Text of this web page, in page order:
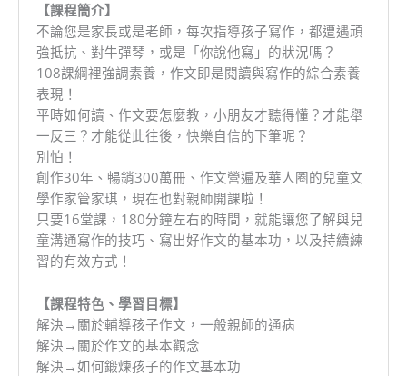
【課程簡介】
不論您是家長或是老師，每次指導孩子寫作，都遭遇頑
強抵抗、對牛彈琴，或是「你說他寫」的狀況嗎？
108課綱裡強調素養，作文即是閱讀與寫作的綜合素養
表現！
平時如何讀、作文要怎麼教，小朋友才聽得懂？才能舉
一反三？才能從此往後，快樂自信的下筆呢？
別怕！
創作30年、暢銷300萬冊、作文營遍及華人圈的兒童文
學作家管家琪，現在也對親師開課啦！
只要16堂課，180分鐘左右的時間，就能讓您了解與兒
童溝通寫作的技巧、寫出好作文的基本功，以及持續練
習的有效方式！
【課程特色、學習目標】
解決→關於輔導孩子作文，一般親師的通病
解決→關於作文的基本觀念
解決→如何鍛煉孩子的作文基本功